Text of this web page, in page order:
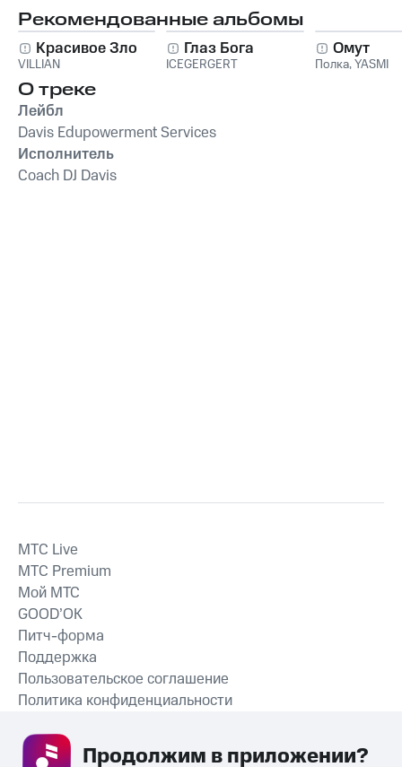
Рекомендованные альбомы
Красивое Зло
VILLIAN
Глаз Бога
ICEGERGERT
Омут
Полка,YASMI
О треке
Лейбл
Davis Edupowerment Services
Исполнитель
Coach DJ Davis
СКАЧАТЬ ПРИЛОЖЕНИЕ
MTС Live
MTС Premium
Мой МТС
GOOD’OK
Питч-форма
Поддержка
Пользовательское соглашение
Политика конфиденциальности